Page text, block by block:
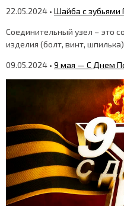
22.05.2024 • Шайба с зубьями
Соединительный узел – это
изделия (болт, винт,
09.05.2024 • 9 мая — С Днем